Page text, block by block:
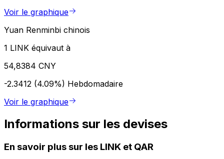
Voir le graphique
Yuan Renminbi chinois
1 LINK équivaut à
54,8384 CNY
-2.3412 (4.09%) Hebdomadaire
Voir le graphique
Informations sur les devises
En savoir plus sur les LINK et QAR